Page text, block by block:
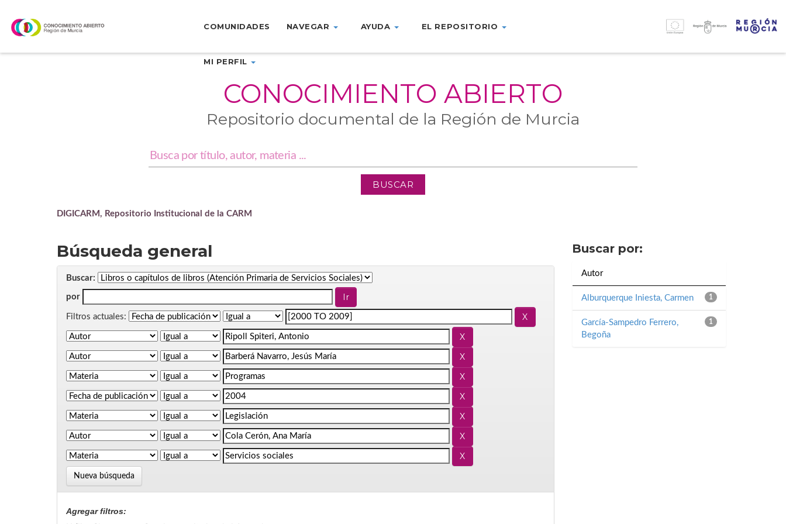
navigation
COMUNIDADES NAVEGAR AYUDA EL REPOSITORIO
MI PERFIL
CONOCIMIENTO ABIERTO
Repositorio documental de la Región de Murcia
DIGICARM, Repositorio Institucional de la CARM
Búsqueda general
Buscar:
por
Filtros actuales:
Nueva búsqueda
Agregar filtros:
Buscar por:
Autor
1
Alburquerque Iniesta, Carmen
1
García-Sampedro Ferrero,
Begoña